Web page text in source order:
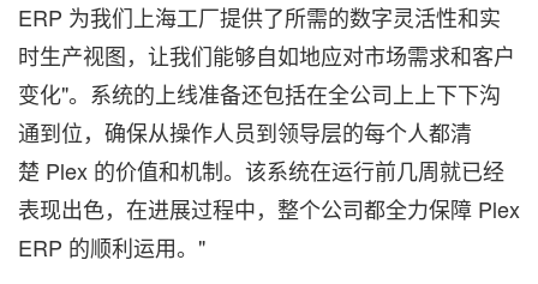
ERP 为我们上海工厂提供了所需的数字灵活性和实
时生产视图，让我们能够自如地应对市场需求和客户
变化"。系统的上线准备还包括在全公司上上下下沟
通到位，确保从操作人员到领导层的每个人都清
楚 Plex 的价值和机制。该系统在运行前几周就已经
表现出色，在进展过程中，整个公司都全力保障 Plex
ERP 的顺利运用。"